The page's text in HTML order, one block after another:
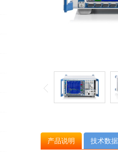
产品说明 技术数据